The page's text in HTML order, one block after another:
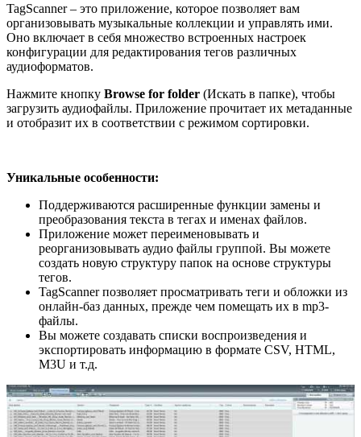
TagScanner – это приложение, которое позволяет вам
организовывать музыкальные коллекции и управлять ими.
Оно включает в себя множество встроенных настроек
конфигурации для редактирования тегов различных
аудиоформатов.
Нажмите кнопку Browse for folder (Искать в папке), чтобы
загрузить аудиофайлы. Приложение прочитает их метаданные
и отобразит их в соответствии с режимом сортировки.
Уникальные особенности:
Поддерживаются расширенные функции замены и
преобразования текста в тегах и именах файлов.
Приложение может переименовывать и
реорганизовывать аудио файлы группой. Вы можете
создать новую структуру папок на основе структуры
тегов.
TagScanner позволяет просматривать теги и обложки из
онлайн-баз данных, прежде чем помещать их в mp3-
файлы.
Вы можете создавать списки воспроизведения и
экспортировать информацию в формате CSV, HTML,
M3U и т.д.